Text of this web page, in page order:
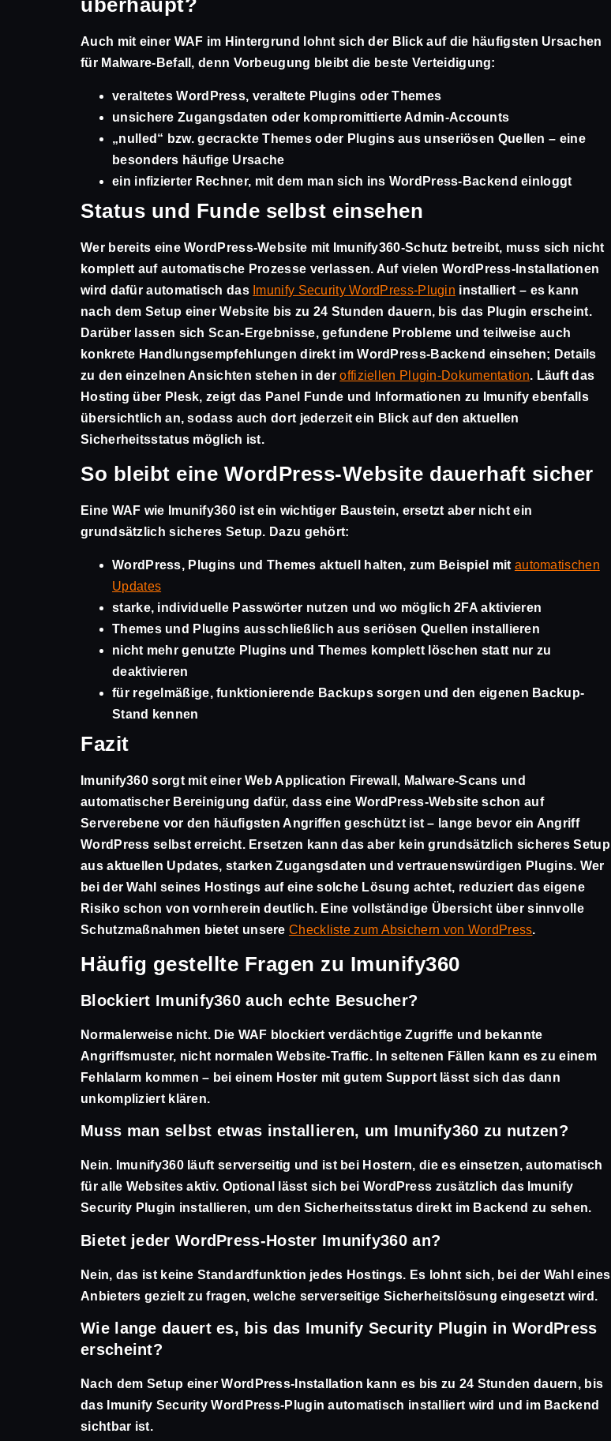
überhaupt?
Auch mit einer WAF im Hintergrund lohnt sich der Blick auf die häufigsten Ursachen
für Malware-Befall, denn Vorbeugung bleibt die beste Verteidigung:
veraltetes WordPress, veraltete Plugins oder Themes
unsichere Zugangsdaten oder kompromittierte Admin-Accounts
„nulled“ bzw. gecrackte Themes oder Plugins aus unseriösen Quellen – eine
besonders häufige Ursache
ein infizierter Rechner, mit dem man sich ins WordPress-Backend einloggt
Status und Funde selbst einsehen
Wer bereits eine WordPress-Website mit Imunify360-Schutz betreibt, muss sich nicht
komplett auf automatische Prozesse verlassen. Auf vielen WordPress-Installationen
wird dafür automatisch das Imunify Security WordPress-Plugin installiert – es kann
nach dem Setup einer Website bis zu 24 Stunden dauern, bis das Plugin erscheint.
Darüber lassen sich Scan-Ergebnisse, gefundene Probleme und teilweise auch
konkrete Handlungsempfehlungen direkt im WordPress-Backend einsehen; Details
zu den einzelnen Ansichten stehen in deroffiziellen Plugin-Dokumentation. Läuft das
Hosting über Plesk, zeigt das Panel Funde und Informationen zu Imunify ebenfalls
übersichtlich an, sodass auch dort jederzeit ein Blick auf den aktuellen
Sicherheitsstatus möglich ist.
So bleibt eine WordPress-Website dauerhaft sicher
Eine WAF wie Imunify360 ist ein wichtiger Baustein, ersetzt aber nicht ein
grundsätzlich sicheres Setup. Dazu gehört:
WordPress, Plugins und Themes aktuell halten, zum Beispiel mit automatischen
Updates
starke, individuelle Passwörter nutzen und wo möglich 2FA aktivieren
Themes und Plugins ausschließlich aus seriösen Quellen installieren
nicht mehr genutzte Plugins und Themes komplett löschen statt nur zu
deaktivieren
für regelmäßige, funktionierende Backups sorgen und den eigenen Backup-
Stand kennen
Fazit
Imunify360 sorgt mit einer Web Application Firewall, Malware-Scans und
automatischer Bereinigung dafür, dass eine WordPress-Website schon auf
Serverebene vor den häufigsten Angriffen geschützt ist – lange bevor ein Angriff
WordPress selbst erreicht. Ersetzen kann das aber kein grundsätzlich sicheres Setup
aus aktuellen Updates, starken Zugangsdaten und vertrauenswürdigen Plugins. Wer
bei der Wahl seines Hostings auf eine solche Lösung achtet, reduziert das eigene
Risiko schon von vornherein deutlich. Eine vollständige Übersicht über sinnvolle
Schutzmaßnahmen bietet unsereCheckliste zum Absichern von WordPress.
Häufig gestellte Fragen zu Imunify360
Blockiert Imunify360 auch echte Besucher?
Normalerweise nicht. Die WAF blockiert verdächtige Zugriffe und bekannte
Angriffsmuster, nicht normalen Website-Traffic. In seltenen Fällen kann es zu einem
Fehlalarm kommen – bei einem Hoster mit gutem Support lässt sich das dann
unkompliziert klären.
Muss man selbst etwas installieren, um Imunify360 zu nutzen?
Nein. Imunify360 läuft serverseitig und ist bei Hostern, die es einsetzen, automatisch
für alle Websites aktiv. Optional lässt sich bei WordPress zusätzlich das Imunify
Security Plugin installieren, um den Sicherheitsstatus direkt im Backend zu sehen.
Bietet jeder WordPress-Hoster Imunify360 an?
Nein, das ist keine Standardfunktion jedes Hostings. Es lohnt sich, bei der Wahl eines
Anbieters gezielt zu fragen, welche serverseitige Sicherheitslösung eingesetzt wird.
Wie lange dauert es, bis das Imunify Security Plugin in WordPress
erscheint?
Nach dem Setup einer WordPress-Installation kann es bis zu 24 Stunden dauern, bis
das Imunify Security WordPress-Plugin automatisch installiert wird und im Backend
sichtbar ist.